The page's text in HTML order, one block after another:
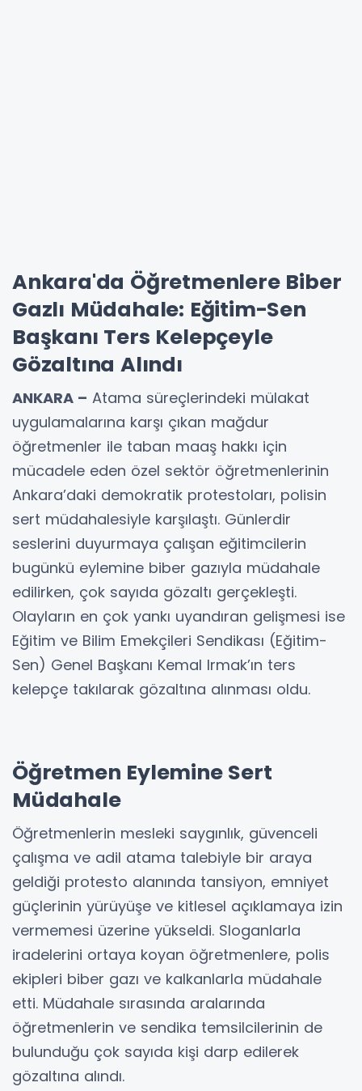
Ankara'da Öğretmenlere Biber
Gazlı Müdahale: Eğitim-Sen
Başkanı Ters Kelepçeyle
Gözaltına Alındı
ANKARA – Atama süreçlerindeki mülakat
uygulamalarına karşı çıkan mağdur
öğretmenler ile taban maaş hakkı için
mücadele eden özel sektör öğretmenlerinin
Ankara’daki demokratik protestoları, polisin
sert müdahalesiyle karşılaştı. Günlerdir
seslerini duyurmaya çalışan eğitimcilerin
bugünkü eylemine biber gazıyla müdahale
edilirken, çok sayıda gözaltı gerçekleşti.
Olayların en çok yankı uyandıran gelişmesi ise
Eğitim ve Bilim Emekçileri Sendikası (Eğitim-
Sen) Genel Başkanı Kemal Irmak’ın ters
kelepçe takılarak gözaltına alınması oldu.
Öğretmen Eylemine Sert
Müdahale
Öğretmenlerin mesleki saygınlık, güvenceli
çalışma ve adil atama talebiyle bir araya
geldiği protesto alanında tansiyon, emniyet
güçlerinin yürüyüşe ve kitlesel açıklamaya izin
vermemesi üzerine yükseldi. Sloganlarla
iradelerini ortaya koyan öğretmenlere, polis
ekipleri biber gazı ve kalkanlarla müdahale
etti. Müdahale sırasında aralarında
öğretmenlerin ve sendika temsilcilerinin de
bulunduğu çok sayıda kişi darp edilerek
gözaltına alındı.